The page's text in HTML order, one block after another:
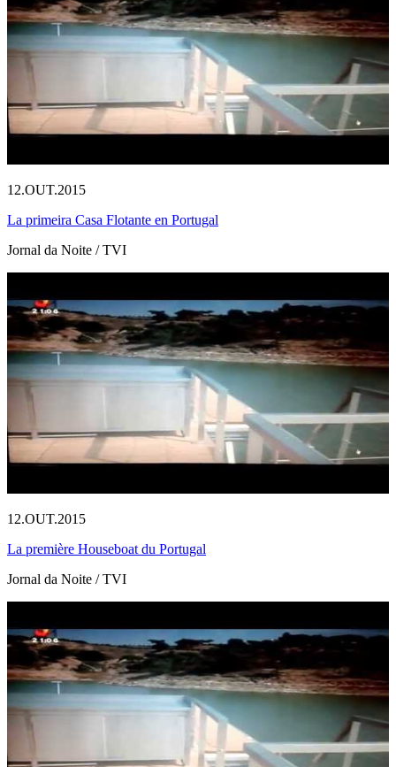
12.OUT.2015
La primeira Casa Flotante en Portugal
Jornal da Noite / TVI
12.OUT.2015
La première Houseboat du Portugal
Jornal da Noite / TVI